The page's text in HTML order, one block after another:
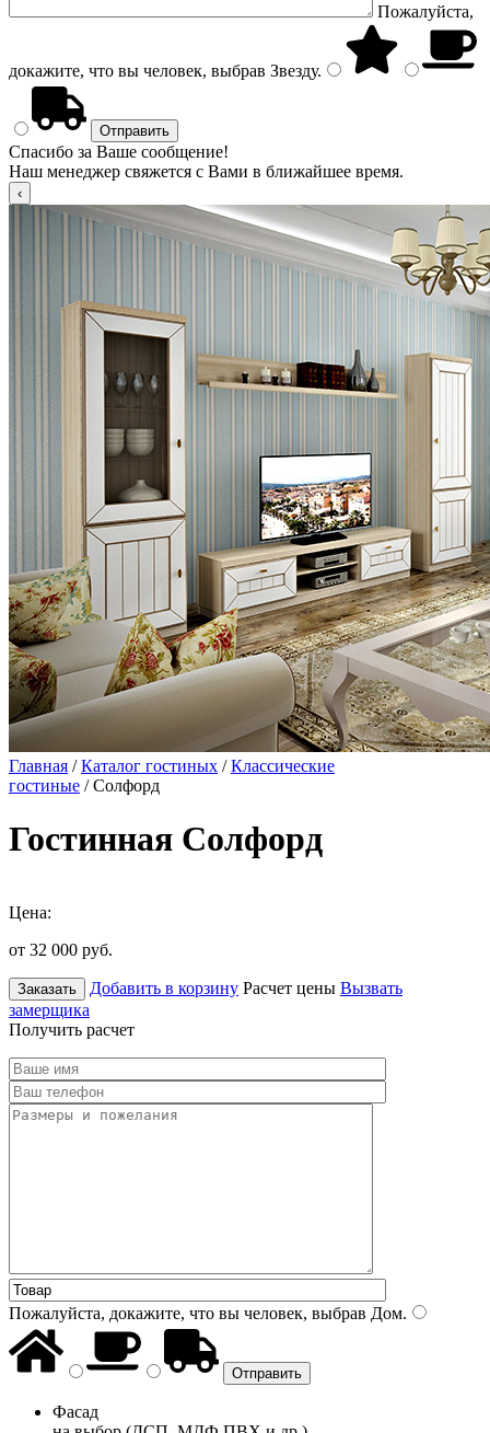
Пожалуйста,
докажите, что вы человек, выбрав Звезду.
Спасибо за Ваше сообщение!
Наш менеджер свяжется с Вами в ближайшее время.
Главная /Каталог гостиных /Классические
гостиные / Солфорд
Гостинная Солфорд
Цена:
от 32 000 руб.
Заказать Добавить в корзину Расчет цены Вызвать
замерщика
Получить расчет
Пожалуйста, докажите, что вы человек, выбрав Дом.
Фасад